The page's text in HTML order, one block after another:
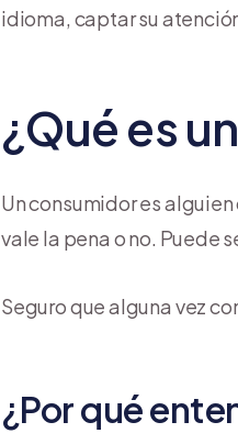
idioma, captar su
¿Qué es
Un consumidor es
vale la pena o no. Puede
Seguro que alguna vez
¿Por qué